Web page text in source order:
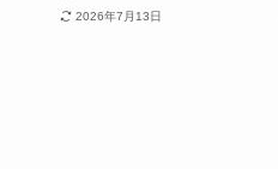
2026年7月13日